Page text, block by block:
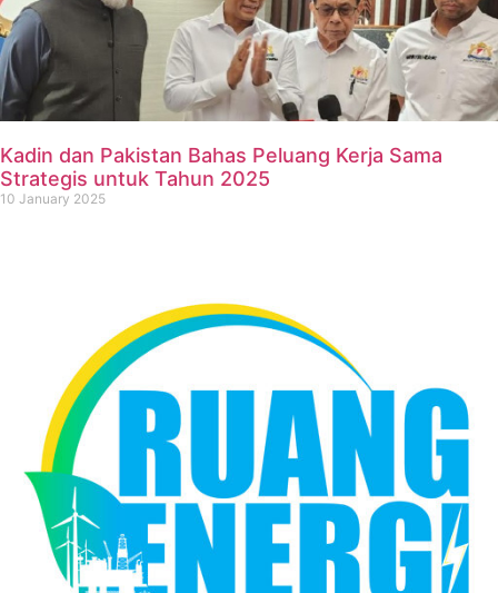
Kadin dan Pakistan Bahas Peluang Kerja Sama
Strategis untuk Tahun 2025
10 January 2025